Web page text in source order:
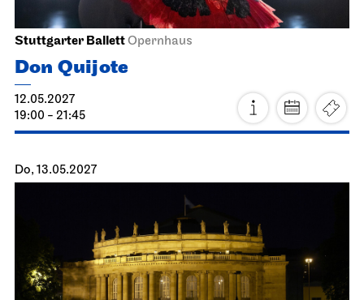
Staatsoper StuttgartNebenraum Kantine
Libretti lesen
19.04.2027